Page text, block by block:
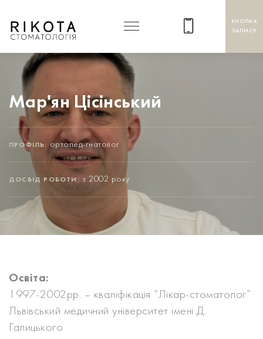
КНОПКА
ЗАПИСУ
Мар'ян Цісінський
ПРОФІЛЬ:ортопед-гнатолог
ДОСВІД РОБОТИ: з 2002 року
Освіта:
1997-2002рр. – кваліфікація “Лікар-стоматолог”
Львівський медичний університет імені Д.
Галицького